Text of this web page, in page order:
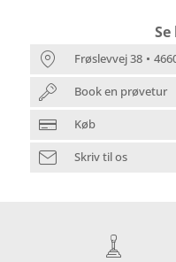
Frøslevvej 38
Book en prøvetur
Køb
Skriv til os